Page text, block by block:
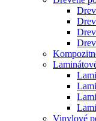
Vinylové